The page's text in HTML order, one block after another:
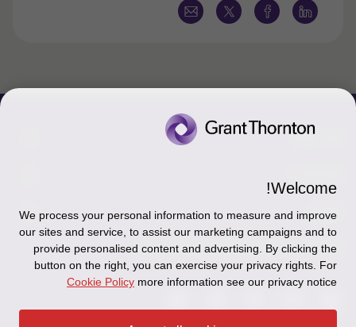
צור קשר
כניסה לעובדים - דוא"ל
כניסה לעובדים - דוחות עבודה
אודותינו
זיכרון והנצחה
תקנון
מדיניות הפרטיות
Disclaimer
Ethics Hotline
עקבו אחרינו ברשתות החברתיות
Welcome!
We process your personal information to measure and improve
our sites and service, to assist our marketing campaigns and to
provide personalised content and advertising. By clicking the
button on the right, you can exercise your privacy rights. For
more information see our privacy notice
Cookie Policy